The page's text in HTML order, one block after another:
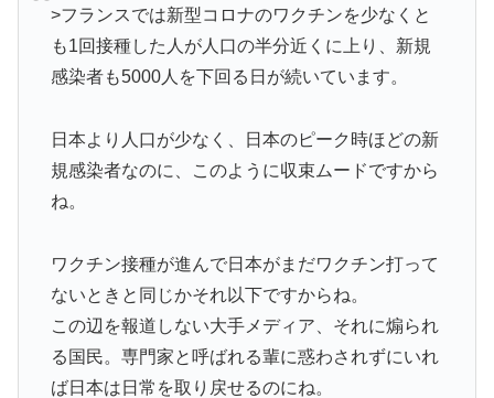
>フランスでは新型コロナのワクチンを少なくと
も1回接種した人が人口の半分近くに上り、新規
感染者も5000人を下回る日が続いています。
日本より人口が少なく、日本のピーク時ほどの新
規感染者なのに、このように収束ムードですから
ね。
ワクチン接種が進んで日本がまだワクチン打って
ないときと同じかそれ以下ですからね。
この辺を報道しない大手メディア、それに煽られ
る国民。専門家と呼ばれる輩に惑わされずにいれ
ば日本は日常を取り戻せるのにね。